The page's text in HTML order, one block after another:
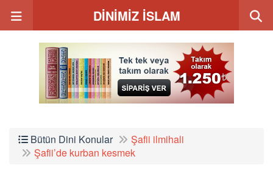
DİNİMİZ İSLAM
Bütün Dini Konular
Şafii ilmihali
Şafii’de kurban kesmek